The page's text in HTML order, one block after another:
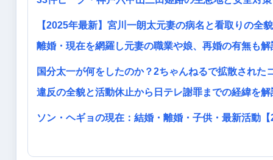
【2025年最新】宮川一朗太元妻の病名と看取りの全
離婚・現在を網羅し元妻の職業や娘、再婚の有無も解
国分太一が何をしたのか？2ちゃんねるで拡散された
違反の全貌と活動休止から日テレ謝罪までの経緯を解
ソン・ヘギョの現在：結婚・離婚・子供・最新活動